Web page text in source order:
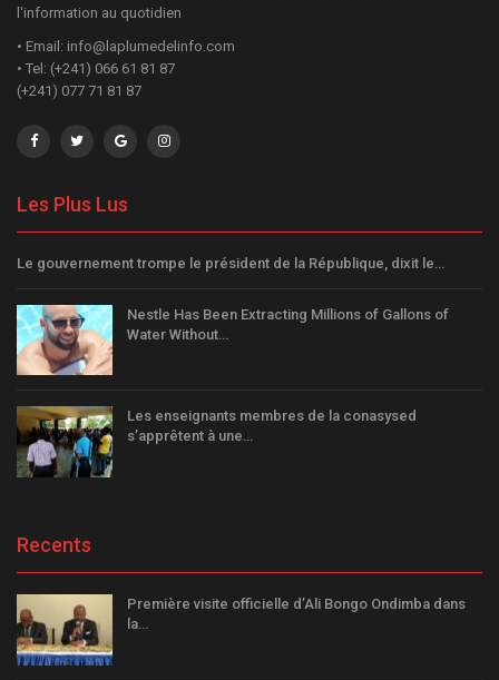
l'information au quotidien
• Email: info@laplumedelinfo.com
• Tel: (+241) 066 61 81 87
(+241) 077 71 81 87
Les Plus Lus
Le gouvernement trompe le président de la République, dixit le…
Nestle Has Been Extracting Millions of Gallons of
Water Without…
Les enseignants membres de la conasysed
s’apprêtent à une…
Recents
Première visite officielle d’Ali Bongo Ondimba dans
la…